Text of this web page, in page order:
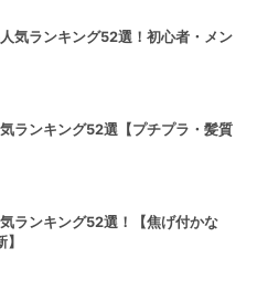
気ランキング52選！初心者・メン
ランキング52選【プチプラ・髪質
ランキング52選！【焦げ付かな